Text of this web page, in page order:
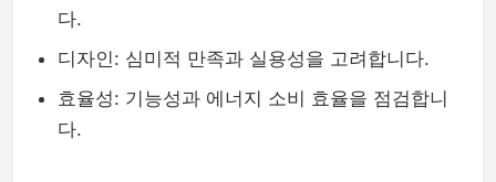
다.
디자인: 심미적 만족과 실용성을 고려합니다.
효율성: 기능성과 에너지 소비 효율을 점검합니
다.